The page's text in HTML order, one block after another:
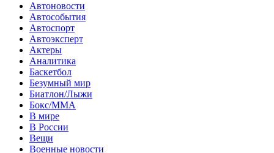
Автоновости
Автособытия
Автоспорт
Автоэксперт
Актеры
Аналитика
Баскетбол
Безумный мир
Биатлон/Лыжи
Бокс/MMA
В мире
В России
Вещи
Военные новости